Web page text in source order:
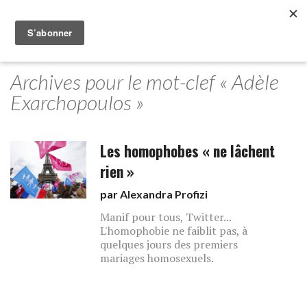
Archives pour le mot-clef « Adèle
Exarchopoulos »
Les homophobes « ne lâchent
rien »
parAlexandra Profizi
Manif pour tous, Twitter...
L'homophobie ne faiblit pas, à
quelques jours des premiers
mariages homosexuels.